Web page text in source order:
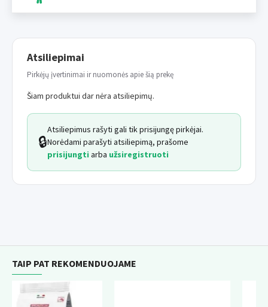
Atsiliepimai
Pirkėjų įvertinimai ir nuomonės apie šią prekę
Šiam produktui dar nėra atsiliepimų.
🔒
Atsiliepimus rašyti gali tik prisijungę pirkėjai.
Norėdami parašyti atsiliepimą, prašome
prisijungti arba užsiregistruoti
TAIP PAT REKOMENDUOJAME